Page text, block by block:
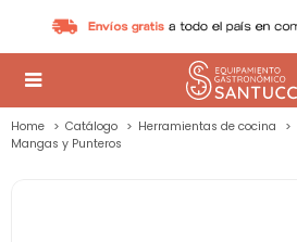

Home Catálogo Herramientas de cocina
Mangas y Punteros